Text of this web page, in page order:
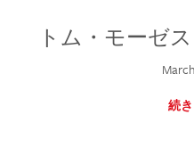
トム・モーゼ
続